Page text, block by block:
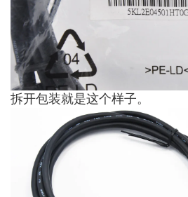
拆开包装就是这个样子。